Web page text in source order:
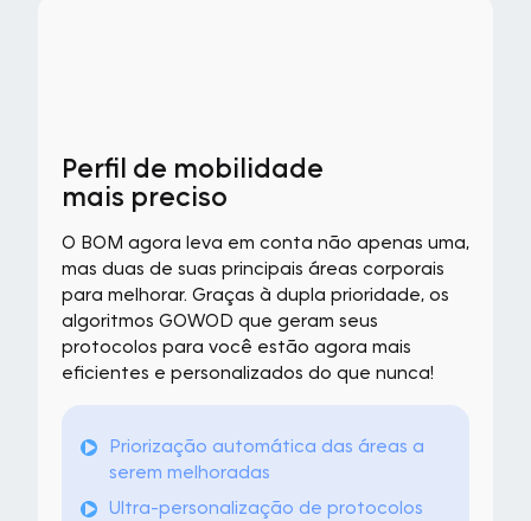
Perfil de mobilidade
mais preciso
O BOM agora leva em conta não apenas uma,
mas duas de suas principais áreas corporais
para melhorar. Graças à dupla prioridade, os
algoritmos GOWOD que geram seus
protocolos para você estão agora mais
eficientes e personalizados do que nunca!
Priorização automática das áreas a
serem melhoradas
Ultra-personalização de protocolos